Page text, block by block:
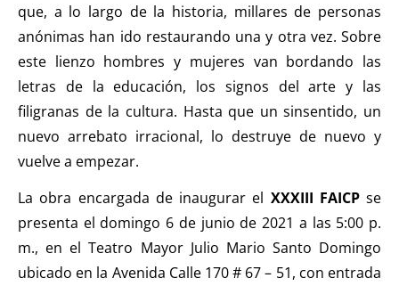
que, a lo largo de la historia, millares de personas
anónimas han ido restaurando una y otra vez. Sobre
este lienzo hombres y mujeres van bordando las
letras de la educación, los signos del arte y las
filigranas de la cultura. Hasta que un sinsentido, un
nuevo arrebato irracional, lo destruye de nuevo y
vuelve a empezar.
La obra encargada de inaugurar el XXXIII FAICPse
presenta el domingo 6 de junio de 2021 a las 5:00 p.
m., en el Teatro Mayor Julio Mario Santo Domingo
ubicado en la Avenida Calle 170 # 67 – 51, con entrada